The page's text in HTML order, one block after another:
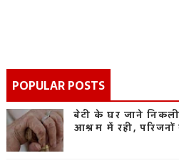
POPULAR POSTS
बेटी के घर जाने
आश्रम में रही, परिजनों